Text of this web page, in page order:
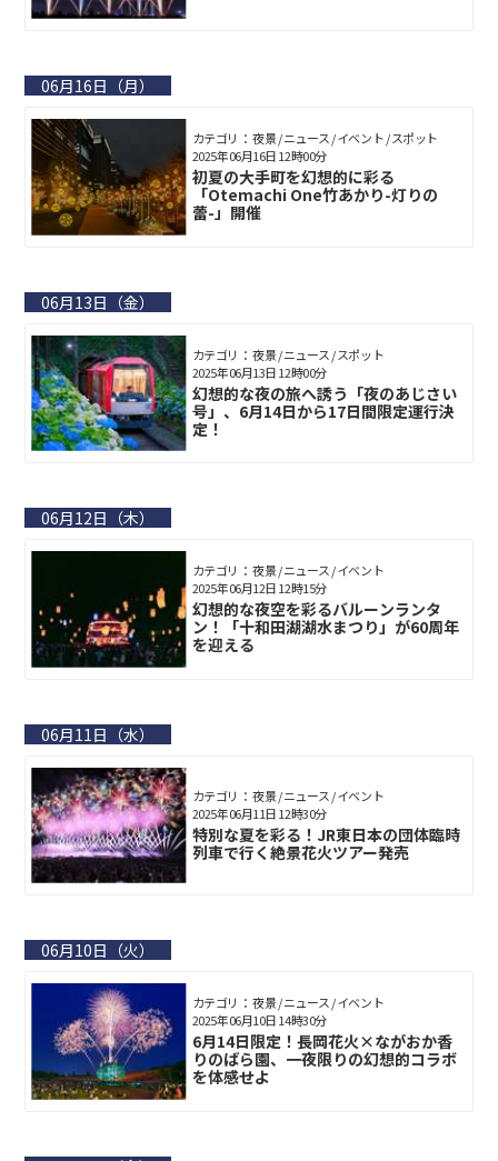
06月16日（月）
カテゴリ： 夜景 / ニュース / イベント / スポット
初夏の大手町を幻想的に彩る
「Otemachi One竹あかり-灯りの
蕾-」開催
2025年06月16日 12時00分
06月13日（金）
カテゴリ： 夜景 / ニュース / スポット
幻想的な夜の旅へ誘う「夜のあじさい
号」、6月14日から17日間限定運行決
定！
2025年06月13日 12時00分
06月12日（木）
カテゴリ： 夜景 / ニュース / イベント
幻想的な夜空を彩るバルーンランタ
ン！「十和田湖湖水まつり」が60周年
を迎える
2025年06月12日 12時15分
06月11日（水）
カテゴリ： 夜景 / ニュース / イベント
特別な夏を彩る！JR東日本の団体臨時
列車で行く絶景花火ツアー発売
2025年06月11日 12時30分
06月10日（火）
カテゴリ： 夜景 / ニュース / イベント
6月14日限定！長岡花火×ながおか香
りのばら園、一夜限りの幻想的コラボ
を体感せよ
2025年06月10日 14時30分